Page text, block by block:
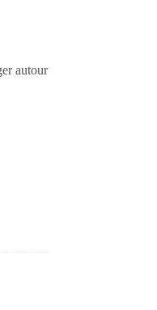
autour